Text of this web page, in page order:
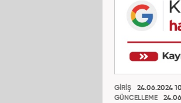
GİRİŞ
24.06.2024
GÜNCELLEME